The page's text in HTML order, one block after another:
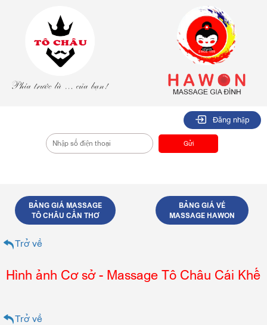
Đăng nhập
BẢNG GIÁ MASSAGE
TÔ CHÂU CẦN THƠ
BẢNG GIÁ VÉ
MASSAGE HAWON
Trở về
Hình ảnh Cơ sở - Massage Tô Châu Cái Khế
Trở về